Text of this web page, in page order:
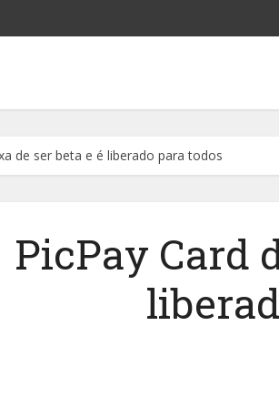
de ser beta e é liberado para todos
PicPay Card